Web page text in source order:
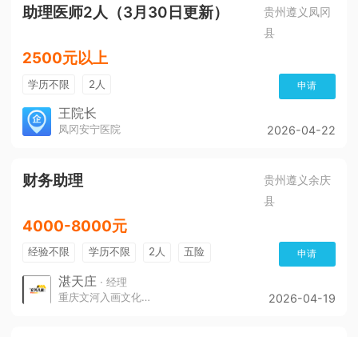
助理医师2人（3月30日更新）
贵州遵义凤冈
县
2500元以上
学历不限 2人 申请
王院长
凤冈安宁医院 2026-04-22
财务助理
贵州遵义余庆
县
4000-8000元
经验不限 学历不限 2人
五险
带薪年假
年终奖
年底双薪
申请
湛天庄 · 经理
重庆文河入画文化传播责任有限公司
2026-04-19